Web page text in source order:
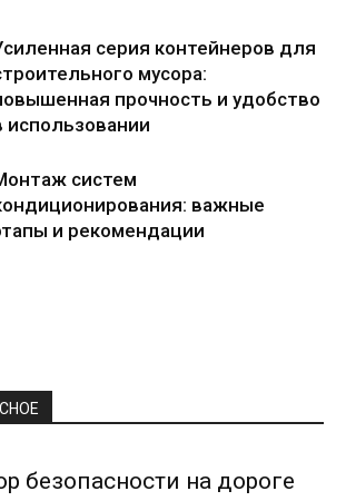
серия контейнеров для
мусора:
прочность и удобство
использовании
систем
важные
и рекомендации
безопасности на дороге